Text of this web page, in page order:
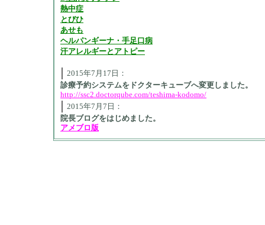
熱中症
とびひ
あせも
ヘルパンギーナ・手足口病
汗アレルギーとアトピー
2015年7月17日：
診療予約システムをドクターキューブへ変更しました。
http://ssc2.doctorqube.com/teshima-kodomo/
2015年7月7日：
院長ブログをはじめました。
アメブロ版